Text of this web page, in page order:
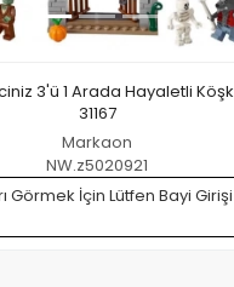
3'ü 1 Arada Hayaletli Köşk
31167
Markaon
NW.z5020921
Görmek İçin Lütfen Bayi Girişi